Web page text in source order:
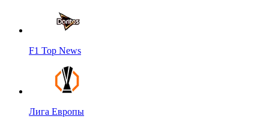
F1 Top News
Лига Европы